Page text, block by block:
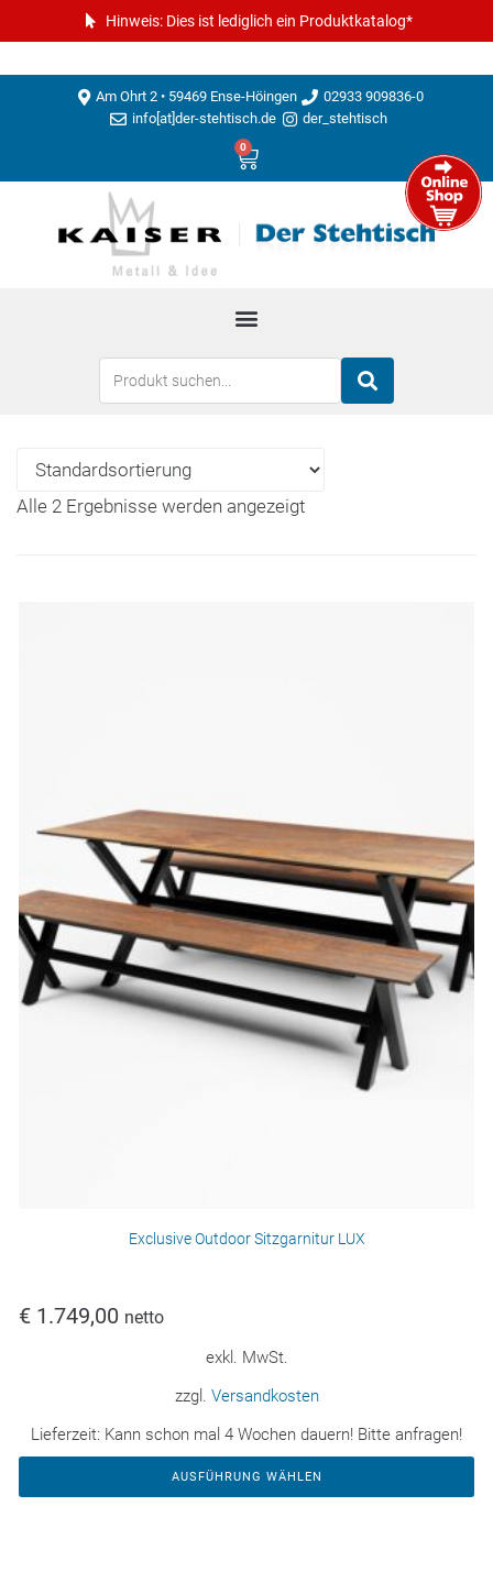
Hinweis: Dies ist lediglich ein Produktkatalog*
Am Ohrt 2 • 59469 Ense-Höingen
02933 909836-0
info[at]der-stehtisch.de
der_stehtisch
0
Alle 2 Ergebnisse werden angezeigt
Exclusive Outdoor Sitzgarnitur LUX
€ 1.749,00 netto
exkl. MwSt.
zzgl. Versandkosten
Lieferzeit: Kann schon mal 4 Wochen dauern! Bitte anfragen!
AUSFÜHRUNG WÄHLEN